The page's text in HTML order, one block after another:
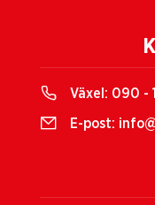
Växel: 090 -
E-post: